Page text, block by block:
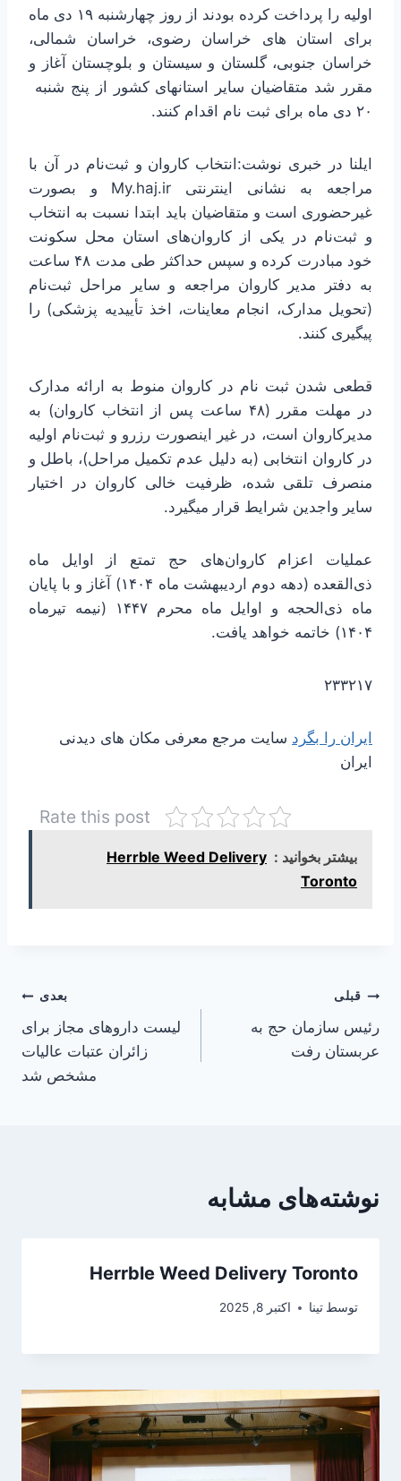
اولیه را پرداخت کرده بودند از روز چهارشنبه ۱۹ دی ماه
برای استان های خراسان رضوی، خراسان شمالی،
خراسان جنوبی، گلستان و سیستان و بلوچستان آغاز و
مقرر شد متقاضیان سایر استانهای کشور از پنج شنبه
۲۰ دی ماه برای ثبت نام اقدام کنند.
ایلنا در خبری نوشت:انتخاب کاروان و ثبت‌نام در آن با
مراجعه به نشانی اینترنتی My.haj.ir و بصورت
غیرحضوری است و متقاضیان باید ابتدا نسبت به انتخاب
و ثبت‌نام در یکی از کاروان‌های استان محل سکونت
خود مبادرت کرده و سپس حداکثر طی مدت ۴۸ ساعت
به دفتر مدیر کاروان‌ مراجعه و سایر مراحل ثبت‌نام
(تحویل مدارک، انجام معاینات، اخذ تأییدیه پزشکی) را
پیگیری کنند.
قطعی شدن ثبت نام در کاروان منوط به ارائه مدارک
در مهلت مقرر (۴۸ ساعت پس از انتخاب کاروان) به
مدیرکاروان است، در غیر اینصورت رزرو و ثبت‌نام اولیه
در کاروان انتخابی (به دلیل عدم تکمیل مراحل)، باطل و
منصرف تلقی شده، ظرفیت خالی کاروان در اختیار
سایر واجدین شرایط قرار میگیرد.
عملیات اعزام کاروان‌های حج تمتع از اوایل ماه
ذی‌القعده (دهه دوم اردیبهشت ماه ۱۴۰۴) آغاز و با پایان
ماه ذی‌الحجه و اوایل ماه محرم ۱۴۴۷ (نیمه تیرماه
۱۴۰۴) خاتمه خواهد یافت.
۲۳۳۲۱۷
ایران را بگرد سایت مرجع معرفی مکان های دیدنی
ایران
Rate this post
بیشتر بخوانید : Herrble Weed Delivery
Toronto
راهبری
نوشته
قبلی
رئیس سازمان حج به
عربستان رفت
بعدی
لیست داروهای مجاز برای
زائران عتبات عالیات
مشخص شد
نوشته‌های مشابه
Herrble Weed Delivery Toronto
توسط تینا اکتبر 8, 2025